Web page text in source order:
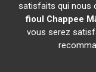
satisfaits qui nous
fioul Chappee
vous serez